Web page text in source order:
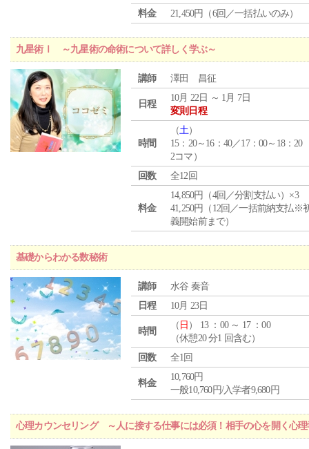
料金
21,450円（6回／一括払いのみ）
九星術Ⅰ ～九星術の命術について詳しく学ぶ～
講師 澤田 昌征
日程
10月 22日 ～ 1月 7日
変則日程
時間
（土）
15：20～16：40／17：00～18：20
2コマ）
回数
全12回
料金
14,850円（4回／分割支払い）×3
41,250円（12回／一括前納支払※
義開始前まで）
基礎からわかる数秘術
講師
水谷 奏音
日程
10月 23日
時間
（ 日 ） 13 ：00 ～ 17 ：00
（休憩20 分1 回含む）
回数
全1回
料金
10,760円
一般10,760円/入学者9,680円
心理カウンセリング ～人に接する仕事には必須！相手の心を開く心理